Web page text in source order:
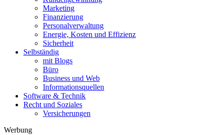
Marketing
Finanzierung
Personalverwaltung
Energie, Kosten und Effizienz
Sicherheit
Selbständig
mit Blogs
Büro
Business und Web
Informationsquellen
Software & Technik
Recht und Soziales
Versicherungen
Werbung